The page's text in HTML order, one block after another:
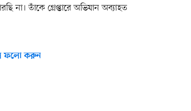
না। তাঁকে গ্রেপ্তারে অভিযান অব্যাহত
ফলো করুন